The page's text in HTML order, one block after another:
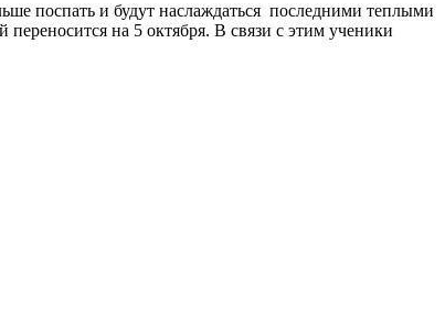
поспать и будут наслаждаться последними теплыми
на 5 октября. В связи с этим ученики